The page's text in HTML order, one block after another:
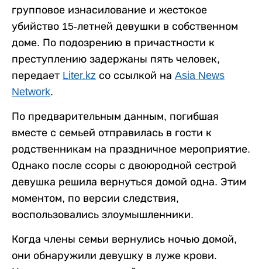
групповое изнасилование и жестокое
убийство 15-летней девушки в собственном
доме. По подозрению в причастности к
преступлению задержаны пять человек,
передает Liter.kz со ссылкой на Asia News
Network.
По предварительным данным, погибшая
вместе с семьей отправилась в гости к
родственникам на праздничное мероприятие.
Однако после ссоры с двоюродной сестрой
девушка решила вернуться домой одна. Этим
моментом, по версии следствия,
воспользовались злоумышленники.
Когда члены семьи вернулись ночью домой,
они обнаружили девушку в луже крови.